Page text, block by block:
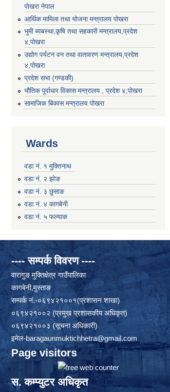
पाेखरा नेपाल
आर्थिक मामिला तथा योजना मन्त्रालय पोखरा
भुमी ब्यबस्था,कृषि तथा सहकारी मन्त्रालय,प्रदेश
४,पोखरा
उद्योग पर्यटन वन तथा वातावरण मन्त्रालय,प्रदेश
४,पोखरा
प्रदेश सभा (गण्डकी)
भौतिक पूर्वाधार विकास मन्त्रालय , प्रदेश ४,पोखरा
सामाजिक बिकास मन्त्रालय पोखरा
Wards
वडा नं. १ मुक्तिनाथ
वडा नं. २ झोङ
वडा नं. ३ छुसाङ
वडा नं. ४ कागबेनी
वडा नं. ५ फल्याक
---- सम्पर्क विवरण ----
वारागुङ मुक्तिक्षेत्र गाउँपालिका
कागबेनी,मुस्ताङ
सम्पर्क नं.-०६९४२१००१(प्रशासन शाखा)
०६९४२१००२ (प्रमुख प्रशासकीय अधिकृत)
०६९४२१००३ (सूचना अधिकारी)
इमेल-baragaunmuktichhetra@gmail.com
Page visitors
स. कम्प्युटर अधिकृत